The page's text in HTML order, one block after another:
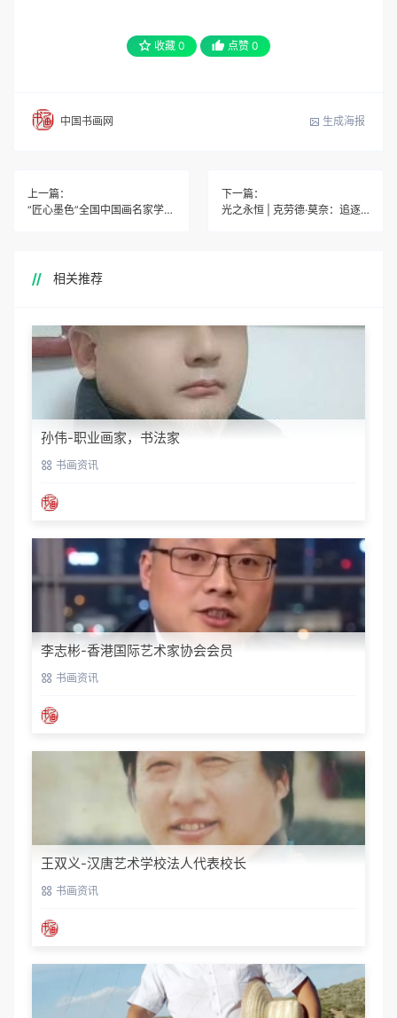
收藏 0 点赞 0
中国书画网 生成海报
上一篇：
“匠心墨色”全国中国画名家学术邀请展
下一篇：
光之永恒 | 克劳德·莫奈：追逐光影的人
相关推荐
孙伟-职业画家，书法家
书画资讯
李志彬-香港国际艺术家协会会员
书画资讯
王双义-汉唐艺术学校法人代表校长
书画资讯